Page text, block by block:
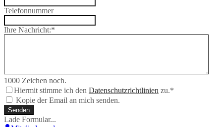
Telefonnummer
Ihre Nachricht:*
1000 Zeichen noch.
Hiermit stimme ich den Datenschutzrichtlinien zu.*
Kopie der Email an mich senden.
Senden
Lade Formular...